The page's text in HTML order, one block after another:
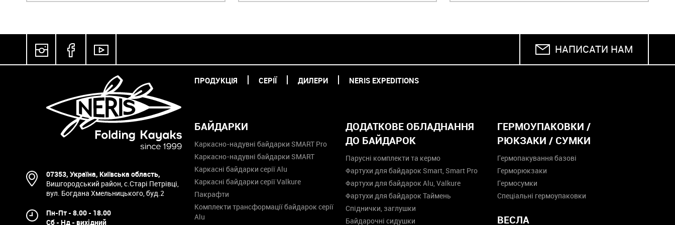
НАПИСАТИ НАМ
07353, Україна, Київська область,
Вишгородський район, с.Старі Петрівці,
вул. Богдана Хмельницького, буд.2
Пн-Пт - 8.00 - 18.00
Сб - Нд - вихідний
ПРОДУКЦІЯ СЕРІЇ ДИЛЕРИ NERIS EXPEDITIONS
БАЙДАРКИ
Каркасно-надувні байдарки SMART Pro
Каркасно-надувні байдарки SMART
Каркасні байдарки серії Alu
Каркасні байдарки серії Valkure
Пакрафти
Комплекти трансформації байдарок серії
Alu
ДОДАТКОВЕ ОБЛАДНАННЯ
ДО БАЙДАРОК
Парусні комплекти та кермо
Фартухи для байдарок Smart, Smart Pro
Фартухи для байдарок Alu, Valkure
Фартухи для байдарок Таймень
Спіднички, заглушки
Байдарочні сидушки
ГЕРМОУПАКОВКИ /
РЮКЗАКИ / СУМКИ
Гермопакування базові
Герморюкзаки
Гермосумки
Спеціальні гермоупаковки
ВЕСЛА